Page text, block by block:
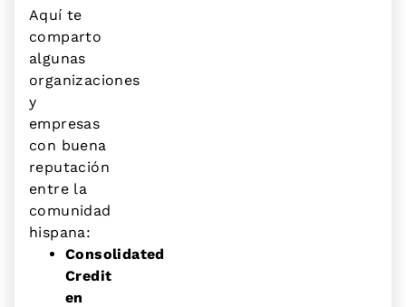
Aquí te
comparto
algunas
organizaciones
y
empresas
con buena
reputación
entre la
comunidad
hispana:
Consolidated
Credit
en